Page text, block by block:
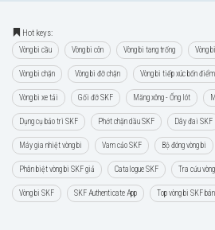
Hot keys:
Vòng bi cầu Vòng bi côn Vòng bi tang trống Vòng
Vòng bi chặn Vòng bi đỡ chặn Vòng bi tiếp xúc bốn điểm
Vòng bi xe tải Gối đỡ SKF Măng xông - Ống lót
Dụng cụ bảo trì SKF Phớt chặn dầu SKF Dây đai SKF
Máy gia nhiệt vòng bi Vam cảo SKF Bộ đóng vòng bi
Phân biệt vòng bi SKF giả Catalogue SKF Tra cứu
Vòng bi SKF SKF Authenticate App Top vòng bi SKF